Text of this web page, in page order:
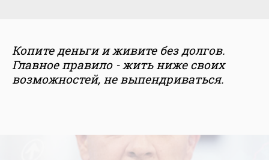
Копите деньги и живите без долгов.
Главное правило - жить ниже своих
возможностей, не выпендриваться.